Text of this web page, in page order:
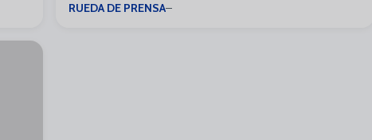
RUEDA DE PRENSA